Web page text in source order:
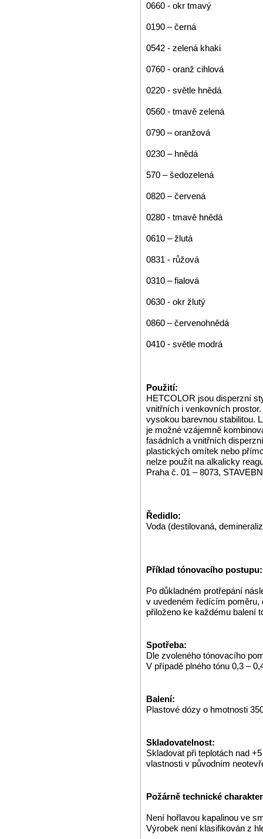
0660 - okr tmavý
0190 – černá
0542 - zelená khaki
0760 - oranž cihlová
0220 - světle hnědá
0560 - tmavě zelená
0790 – oranžová
0230 – hnědá
570 – šedozelená
0820 – červená
0280 - tmavě hnědá
0610 – žlutá
0831 - růžová
0310 – fialová
0630 - okr žlutý
0860 – červenohnědá
0410 - světle modrá
Použití:
HETCOLOR jsou disperzní
vnitřních i venkovních
vysokou barevnou stabilitou.
je možné vzájemně
fasádních a vnitřních
plastických omítek nebo
nelze použít na alkalicky
Praha č. 01 – 8073,
Ředidlo:
Voda (destilovaná,
Příklad tónovacího postupu:
Po důkladném protřepání
v uvedeném ředícím poměru,
přiloženo ke každému balení
Spotřeba:
Dle zvoleného tónovacího
V případě plného tónu 0,3 –
Balení:
Plastové dózy o hmotnosti
Skladovatelnost:
Skladovat při teplotách nad
vlastnosti v původním
Požárně technické
Není hořlavou kapalinou ve
Výrobek není klasifikován z